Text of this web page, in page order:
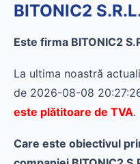
BITONIC2
Este firma BITONIC2
La ultima noastră
de 2026-08-08
este plătitoare de TVA.
Care este obiectivul